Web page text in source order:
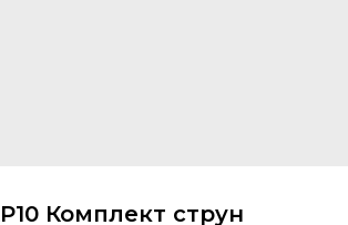
Комплект струн